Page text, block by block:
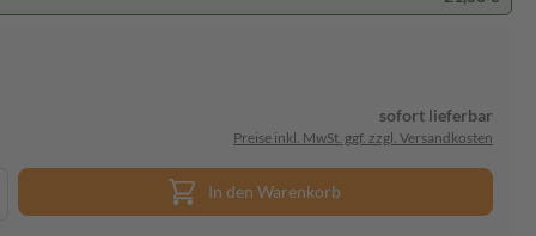
sofort lieferbar
Preise inkl. MwSt. ggf. zzgl. Versandkosten
In den Warenkorb